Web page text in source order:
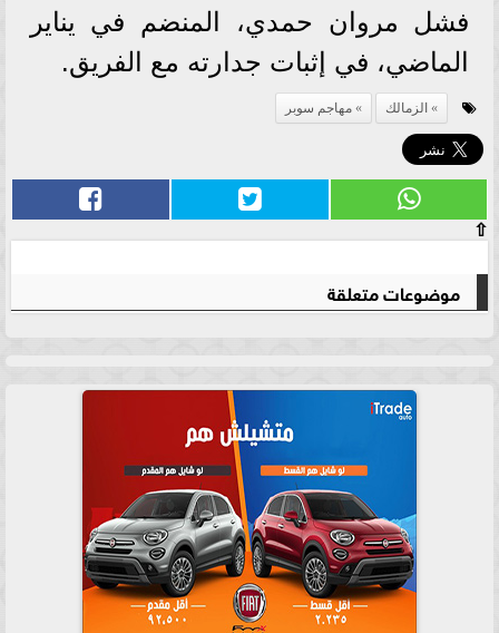
فشل مروان حمدي، المنضم في يناير
الماضي، في إثبات جدارته مع الفريق.
الزمالك مهاجم سوبر
⇧
موضوعات متعلقة